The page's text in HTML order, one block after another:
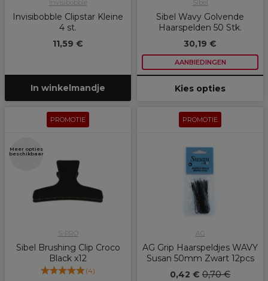
Invisibobble
Invisibobble Clipstar Kleine
4 st.
11,59 €
In winkelmandje
Sibel
Sibel Wavy Golvende
Haarspelden 50 Stk.
30,19 €
AANBIEDINGEN
Kies opties
PROMOTIE
Meer opties
beschikbaar
S-PRO
Sibel Brushing Clip Croco
Black x12
(4)
PROMOTIE
AG
AG Grip Haarspeldjes WAVY
Susan 50mm Zwart 12pcs
0,42 € 0,70 €